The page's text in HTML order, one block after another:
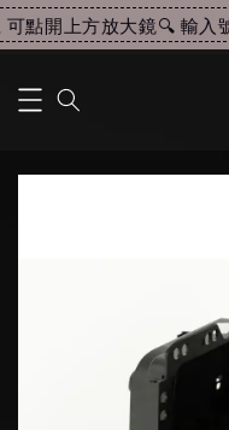
點開上方放大鏡🔍 輸入